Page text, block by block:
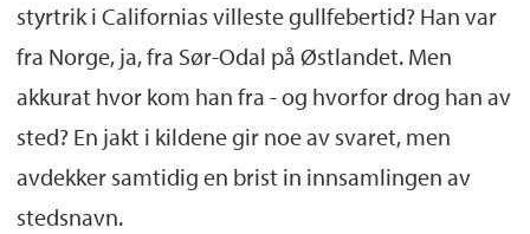
styrtrik i Californias villeste gullfebertid? Han var
fra Norge, ja, fra Sør-Odal på Østlandet. Men
akkurat hvor kom han fra - og hvorfor drog han av
sted? En jakt i kildene gir noe av svaret, men
avdekker samtidig en brist in innsamlingen av
stedsnavn.